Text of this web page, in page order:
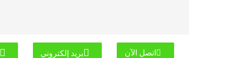
اتصل الآن بريد إلكتروني